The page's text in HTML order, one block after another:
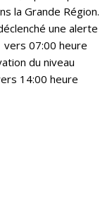
la Grande Région.
une alerte
07:00 heure
du niveau
14:00 heure